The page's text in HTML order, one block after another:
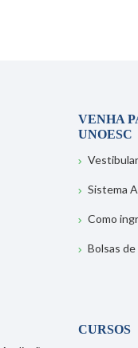
VENHA
UNOESC
Vestibular
Sistema
Como
Bolsas
CURSOS